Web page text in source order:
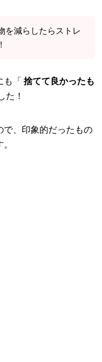
を減らしたらストレ
「 捨てて良かったも
た！
で、印象的だったもの